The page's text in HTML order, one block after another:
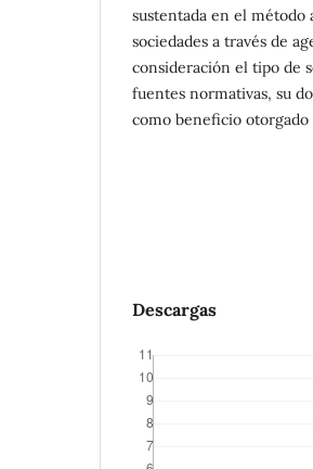
sustentada en el método
sociedades a través de
consideración el tipo de
fuentes normativas, su
como beneficio
Descargas